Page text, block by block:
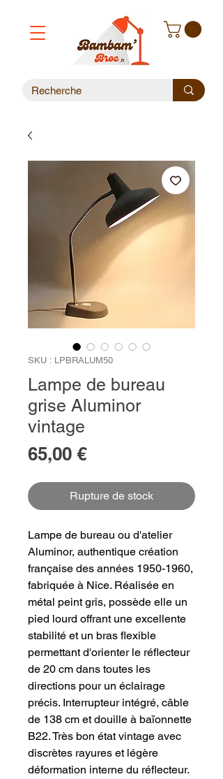
SKU : LPBRALUM50
Lampe de bureau
grise Aluminor
vintage
65,00 €Prix
Rupture de stock
Lampe de bureau ou d'atelier
Aluminor, authentique création
française des années 1950-1960,
fabriquée à Nice. Réalisée en
métal peint gris, possède elle un
pied lourd offrant une excellente
stabilité et un bras flexible
permettant d'orienter le réflecteur
de 20 cm dans toutes les
directions pour un éclairage
précis. Interrupteur intégré, câble
de 138 cm et douille à baïonnette
B22. Très bon état vintage avec
discrètes rayures et légère
déformation interne du réflecteur.